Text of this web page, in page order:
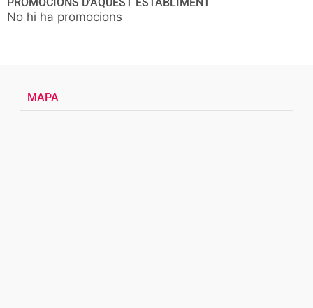
PROMOCIONS D'AQUEST ESTABLIMENT
No hi ha promocions
MAPA